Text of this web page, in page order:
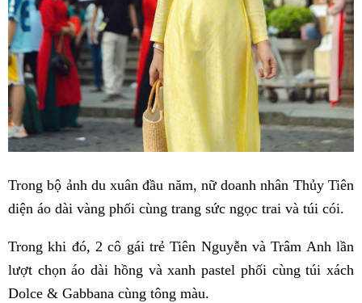
Trong bộ ảnh du xuân đầu năm, nữ doanh nhân Thủy Tiên
diện áo dài vàng phối cùng trang sức ngọc trai và túi cói.
Trong khi đó, 2 cô gái trẻ Tiên Nguyễn và Trâm Anh lần
lượt chọn áo dài hồng và xanh pastel phối cùng túi xách
Dolce & Gabbana cùng tông màu.